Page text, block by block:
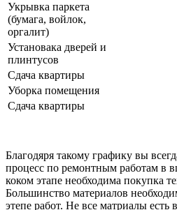
Укрывка паркета
(бумага, войлок,
оргалит)
Установака дверей и
плинтусов
Сдача квартиры
Уборка помещения
Сдача квартиры
Благодяря такому графику вы
процесс по ремонтным работам в
коком этапе необходима покупка
Большинство материалов
этепе работ. Не все матриалы есть